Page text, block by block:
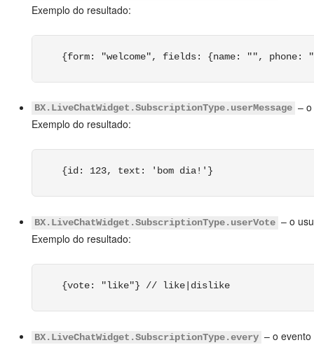
Exemplo do resultado:
{form: "welcome", fields: {name: "",
BX.LiveChatWidget.SubscriptionType.userMessage –
Exemplo do resultado:
{id: 123, text: 'bom dia!'}
BX.LiveChatWidget.SubscriptionType.userVote – o
Exemplo do resultado:
{vote: "like"} // like|dislike
BX.LiveChatWidget.SubscriptionType.every – o